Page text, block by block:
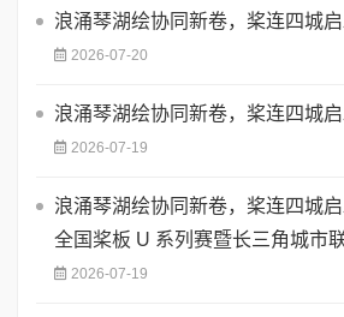
浪涌琴湖绘协同新卷，桨连四城
2026-07-20
浪涌琴湖绘协同新卷，桨连四城
2026-07-19
浪涌琴湖绘协同新卷，桨连四城
全国桨板 U 系列赛暨长三角城市
2026-07-19